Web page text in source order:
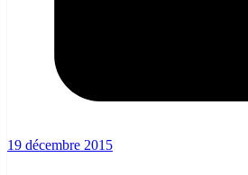
19 décembre 2015